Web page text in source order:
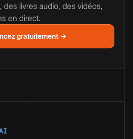
des livres audio, des vidéos,
en direct.
gratuitement →